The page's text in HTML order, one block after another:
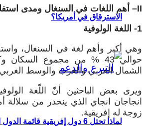
الاسترقاق في أمريكا؟
لماذا تحتل 6 دول إفريقية قائمة
II– أهم اللغات في السنغال ومدى
1- اللغة الولوفية
وهي أكبر وأهم لغة في السنغال،
حوالي 43 % من مجموع
الشمال الغربي والغرب والوسط الغربي
ويرى بعض الباحثين أنّ اللّغة
انجاجان انجاي الذي ينحدر من سلالة
زوجة له إفريقية.